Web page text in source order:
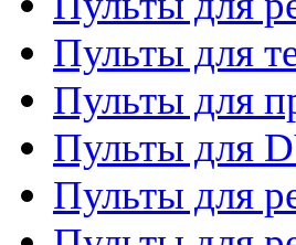
Пульты для
Пульты для
Пульты для
Пульты для